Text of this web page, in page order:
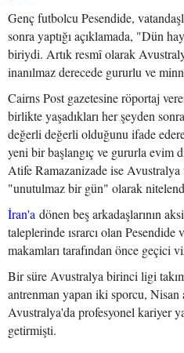
Genç futbolcu Pesendide,
sonra yaptığı açıklamada, "Dün
biriydi. Artık resmî olarak
inanılmaz derecede gururlu ve
Cairns Post gazetesine röportaj
birlikte yaşadıkları her şeyden
değerli değerli olduğunu ifade
yeni bir başlangıç ve gururla evim
Atife Ramazanizade ise Avustralya
"unutulmaz bir gün" olarak
İran'a dönen beş arkadaşlarının
taleplerinde ısrarcı olan
makamları tarafından önce geçici
Bir süre Avustralya birinci ligi
antrenman yapan iki sporcu, Nisan
Avustralya'da profesyonel kariyer
getirmişti.